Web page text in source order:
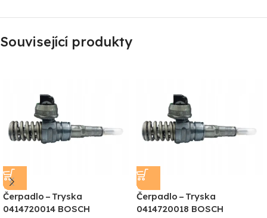
Související produkty
Čerpadlo – Tryska
0414720014 BOSCH
Čerpadlo – Tryska
0414720018 BOSCH